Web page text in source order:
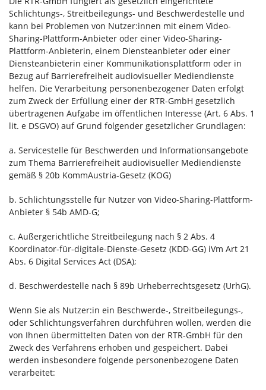
Schlichtungs-, Streitbeilegungs- und Beschwerdestelle und
kann bei Problemen von Nutzer:innen mit einem Video-
Sharing-Plattform-Anbieter oder einer Video-Sharing-
Plattform-Anbieterin, einem Diensteanbieter oder einer
Diensteanbieterin einer Kommunikationsplattform oder in
Bezug auf Barrierefreiheit audiovisueller Mediendienste
helfen. Die Verarbeitung personenbezogener Daten erfolgt
zum Zweck der Erfüllung einer der RTR-GmbH gesetzlich
übertragenen Aufgabe im öffentlichen Interesse (Art. 6 Abs. 1
lit. e DSGVO) auf Grund folgender gesetzlicher Grundlagen:
a. Servicestelle für Beschwerden und Informationsangebote
zum Thema Barrierefreiheit audiovisueller Mediendienste
gemäß § 20b KommAustria-Gesetz (KOG)
b. Schlichtungsstelle für Nutzer von Video-Sharing-Plattform-
Anbieter § 54b AMD-G;
c. Außergerichtliche Streitbeilegung nach § 2 Abs. 4
Koordinator-für-digitale-Dienste-Gesetz (KDD-GG) iVm Art 21
Abs. 6 Digital Services Act (DSA);
d. Beschwerdestelle nach § 89b Urheberrechtsgesetz (UrhG).
Wenn Sie als Nutzer:in ein Beschwerde-, Streitbeilegungs-,
oder Schlichtungsverfahren durchführen wollen, werden die
von Ihnen übermittelten Daten von der RTR-GmbH für den
Zweck des Verfahrens erhoben und gespeichert. Dabei
werden insbesondere folgende personenbezogene Daten
verarbeitet: